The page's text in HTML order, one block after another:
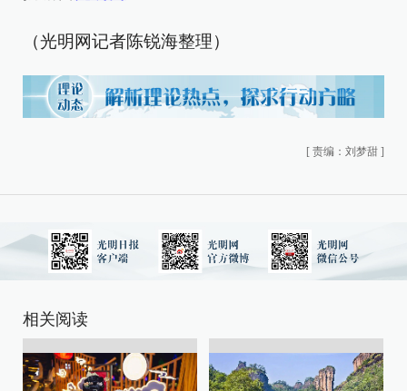
（光明网记者陈锐海整理）
[ 责编：刘梦甜 ]
相关阅读